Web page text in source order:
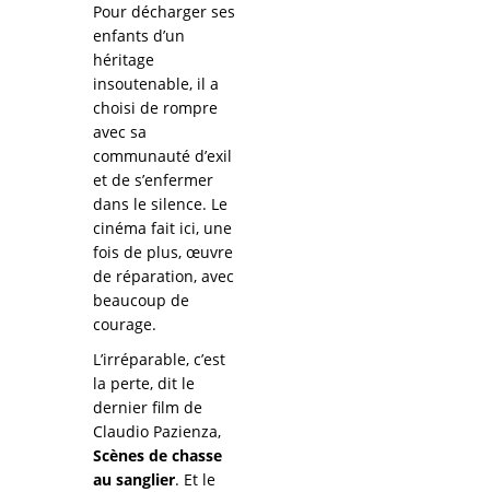
Pour décharger ses
enfants d’un
héritage
insoutenable, il a
choisi de rompre
avec sa
communauté d’exil
et de s’enfermer
dans le silence. Le
cinéma fait ici, une
fois de plus, œuvre
de réparation, avec
beaucoup de
courage.
L’irréparable, c’est
la perte, dit le
dernier film de
Claudio Pazienza,
Scènes de chasse
au sanglier. Et le